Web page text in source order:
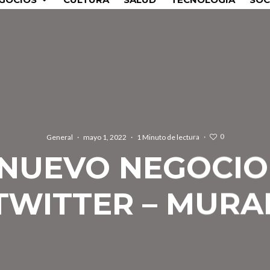
General · mayo 1, 2022 · 1 Minuto de lectura · 0
–